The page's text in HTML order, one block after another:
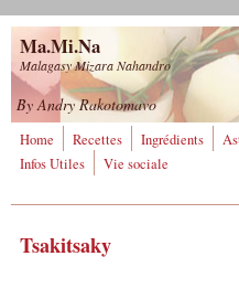
Aller au contenu principal
Ma.Mi.Na
Malagasy Mizara Nahandro
By Andry Rakotomavo
Home Recettes Ingrédients
Infos Utiles
Vie sociale
Tsakitsaky